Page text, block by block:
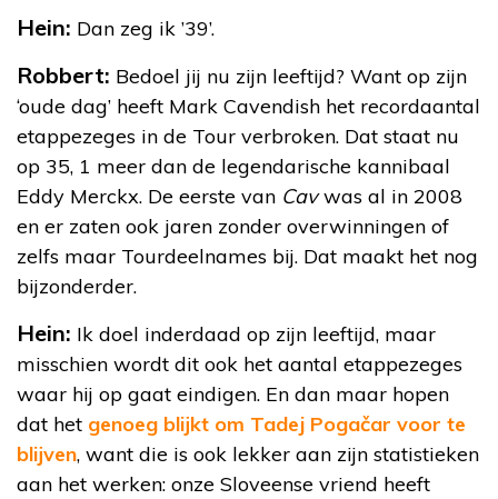
Hein: Dan zeg ik ’39’.
Robbert: Bedoel jij nu zijn leeftijd? Want op zijn
‘oude dag’ heeft Mark Cavendish het recordaantal
etappezeges in de Tour verbroken. Dat staat nu
op 35, 1 meer dan de legendarische kannibaal
Eddy Merckx. De eerste van Cavwas al in 2008
en er zaten ook jaren zonder overwinningen of
zelfs maar Tourdeelnames bij. Dat maakt het nog
bijzonderder.
Hein: Ik doel inderdaad op zijn leeftijd, maar
misschien wordt dit ook het aantal etappezeges
waar hij op gaat eindigen. En dan maar hopen
dat het genoeg blijkt om Tadej Pogačar voor te
blijven, want die is ook lekker aan zijn statistieken
aan het werken: onze Sloveense vriend heeft